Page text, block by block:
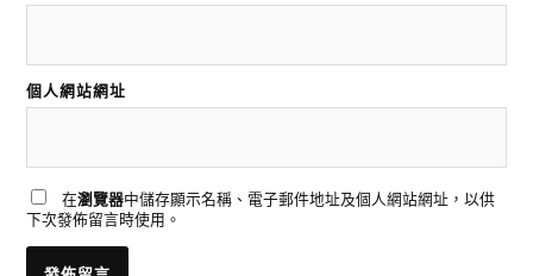
個人網站網址
在瀏覽器中儲存顯示名稱、電子郵件地址及個人網站網址，以供
下次發佈留言時使用。